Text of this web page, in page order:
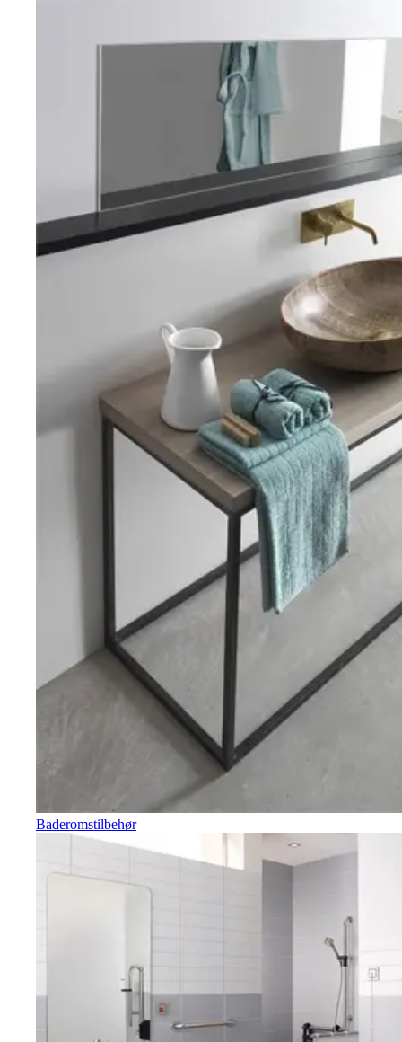
Baderomstilbehør